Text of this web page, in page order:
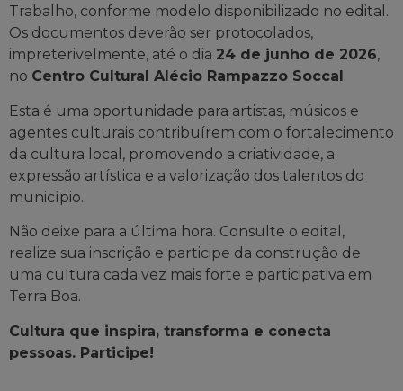
Trabalho, conforme modelo disponibilizado no edital.
Os documentos deverão ser protocolados,
impreterivelmente, até o dia 24 de junho de 2026,
no Centro Cultural Alécio Rampazzo Soccal .
Esta é uma oportunidade para artistas, músicos e
agentes culturais contribuírem com o fortalecimento
da cultura local, promovendo a criatividade, a
expressão artística e a valorização dos talentos do
município.
Não deixe para a última hora. Consulte o edital,
realize sua inscrição e participe da construção de
uma cultura cada vez mais forte e participativa em
Terra Boa.
Cultura que inspira, transforma e conecta
pessoas. Participe!